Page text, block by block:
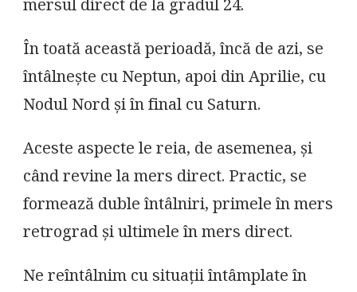
mersul direct de la gradul 24.
În toată această perioadă, încă de azi, se
întâlnește cu Neptun, apoi din Aprilie, cu
Nodul Nord și în final cu Saturn.
Aceste aspecte le reia, de asemenea, și
când revine la mers direct. Practic, se
formează duble întâlniri, primele în mers
retrograd și ultimele în mers direct.
Ne reîntâlnim cu situații întâmplate în